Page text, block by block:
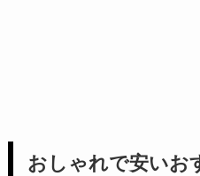
おしゃれで安いお